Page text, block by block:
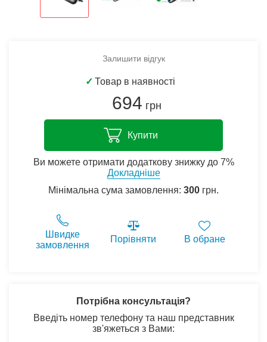
Залишити відгук
✓ Товар в наявності
694 грн
Купити
Ви можете отримати додаткову знижку до 7%
Докладніше
Мінімальна сума замовлення: 300 грн.
Швидке
замовлення
Порівняти В обране
Потрібна консультація?
Введіть номер телефону та наш представник
зв'яжеться з Вами: